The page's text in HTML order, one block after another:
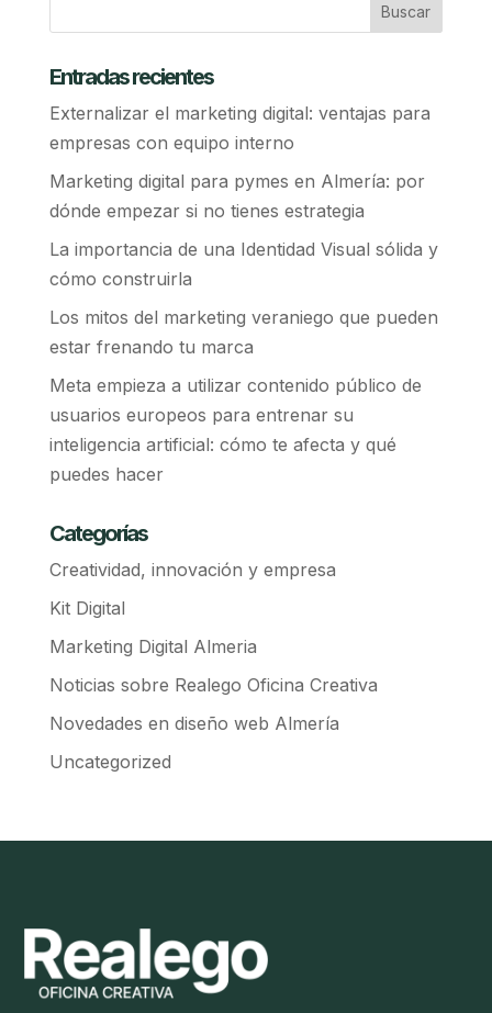
Entradas recientes
Externalizar el marketing digital: ventajas para
empresas con equipo interno
Marketing digital para pymes en Almería: por
dónde empezar si no tienes estrategia
La importancia de una Identidad Visual sólida y
cómo construirla
Los mitos del marketing veraniego que pueden
estar frenando tu marca
Meta empieza a utilizar contenido público de
usuarios europeos para entrenar su
inteligencia artificial: cómo te afecta y qué
puedes hacer
Categorías
Creatividad, innovación y empresa
Kit Digital
Marketing Digital Almeria
Noticias sobre Realego Oficina Creativa
Novedades en diseño web Almería
Uncategorized